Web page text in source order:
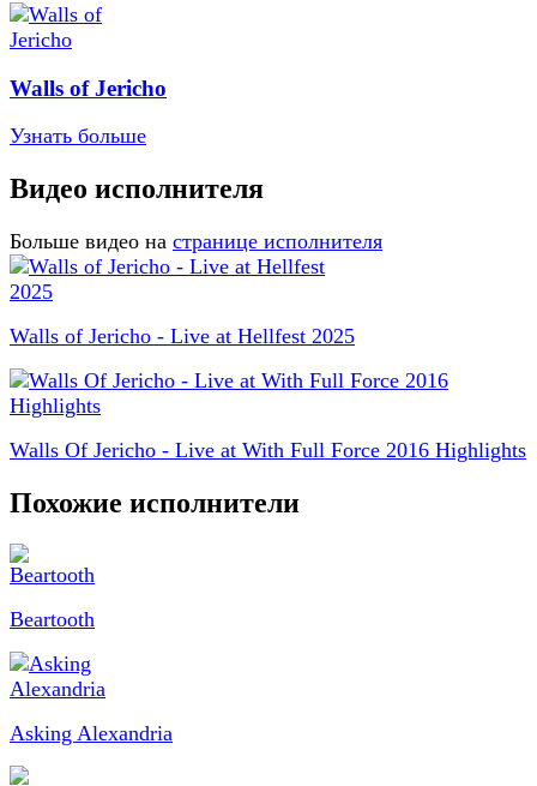
Walls of Jericho
Узнать больше
Видео исполнителя
Больше видео на странице исполнителя
Walls of Jericho - Live at Hellfest 2025
Walls Of Jericho - Live at With Full Force 2016 Highlights
Похожие исполнители
Beartooth
Asking Alexandria